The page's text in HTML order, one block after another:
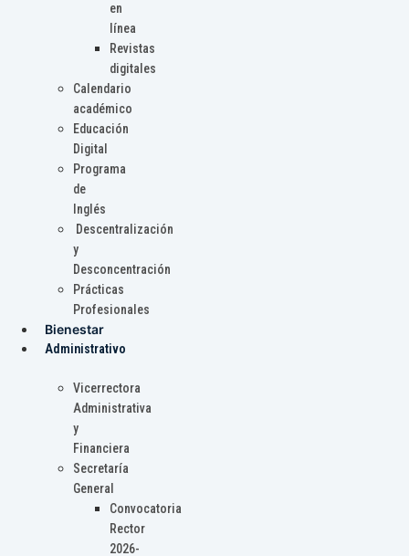
en
línea
Revistas
digitales
Calendario
académico
Educación
Digital
Programa
de
Inglés
Descentralización
y
Desconcentración
Prácticas
Profesionales
Bienestar
Administrativo
Vicerrectora
Administrativa
y
Financiera
Secretaría
General
Convocatoria
Rector
2026-